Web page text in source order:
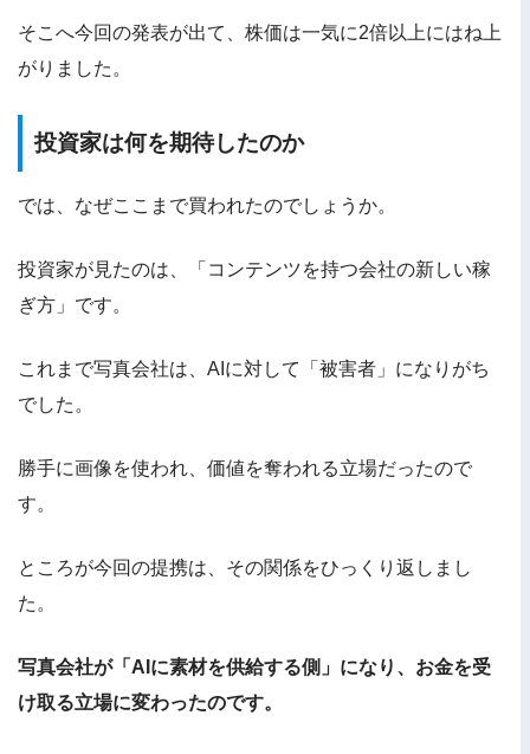
そこへ今回の発表が出て、株価は一気に2倍以上にはね上
がりました。
投資家は何を期待したのか
では、なぜここまで買われたのでしょうか。
投資家が見たのは、「コンテンツを持つ会社の新しい稼
ぎ方」です。
これまで写真会社は、AIに対して「被害者」になりがち
でした。
勝手に画像を使われ、価値を奪われる立場だったので
す。
ところが今回の提携は、その関係をひっくり返しまし
た。
写真会社が「AIに素材を供給する側」になり、お金を受
け取る立場に変わったのです。